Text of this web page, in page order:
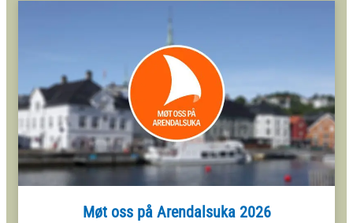
Møt oss på Arendalsuka 2026